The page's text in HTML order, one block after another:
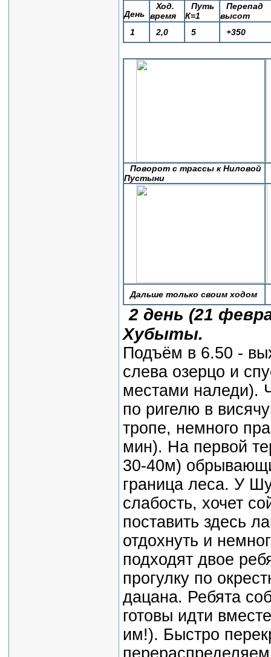
День
Ход.
время
Путь
К=1
Перепад
высот
1
2,0 5 +350
Поворот с трассы к Ниловой
Пустыни
Дальше только своим ходом
2 день (21
Хубыты.
Подъём в 6.50 -
слева озерцо и
местами наледи).
по ригелю в
тропе, немного
мин). На первой
30-40м)
граница леса. У
слабость, хочет
поставить здесь
отдохнуть и
подходят двое
прогулку по
дацана. Ребята
готовы идти
им!). Быстро